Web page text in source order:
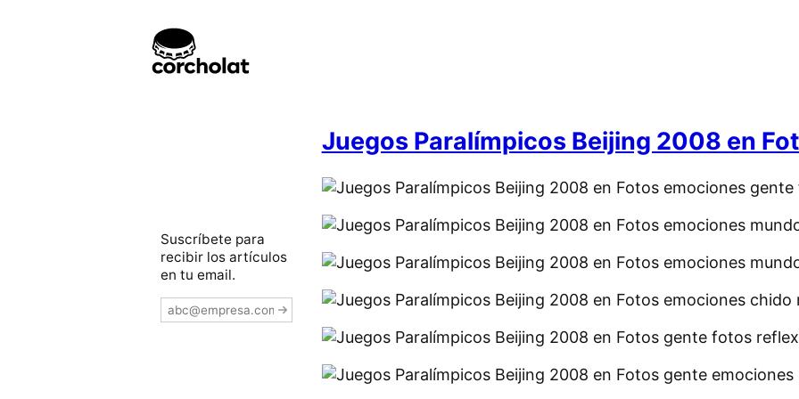
Juegos Paralímpicos Beijing 2008 en
Suscríbete para
recibir los artículos
en tu email.